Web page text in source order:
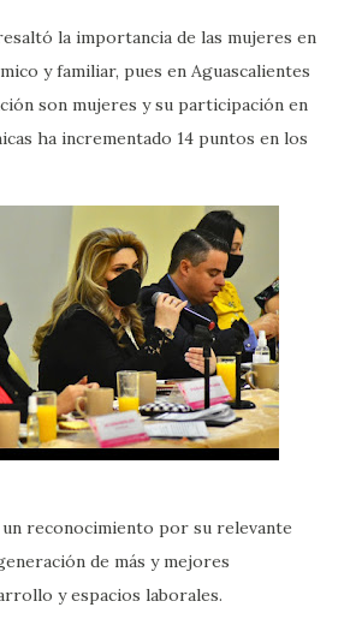
la importancia de las mujeres en
y familiar, pues en Aguascalientes
son mujeres y su participación en
ha incrementado 14 puntos en los
reconocimiento por su relevante
de más y mejores
y espacios laborales.